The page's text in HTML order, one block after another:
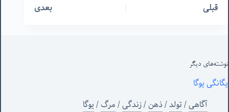
قبلی بعدی
نوشته‌های‌ دیگر
یگانگی یوگا
آگاهی/تولد/ذهن/زندگی/مرگ/یوگا